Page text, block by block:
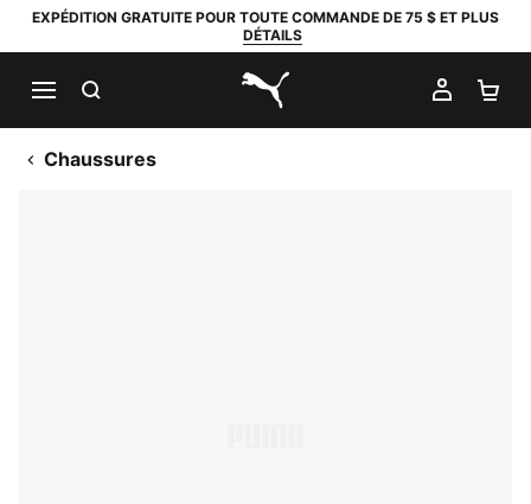
EXPÉDITION GRATUITE POUR TOUTE COMMANDE DE 75 $ ET PLUS
DÉTAILS
PUMA.com
MON
Chaussures